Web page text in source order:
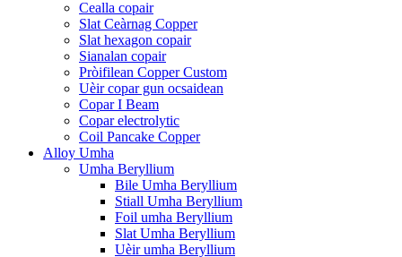
Cealla copair
Slat Ceàrnag Copper
Slat hexagon copair
Sianalan copair
Pròifilean Copper Custom
Uèir copar gun ocsaidean
Copar I Beam
Copar electrolytic
Coil Pancake Copper
Alloy Umha
Umha Beryllium
Bile Umha Beryllium
Stiall Umha Beryllium
Foil umha Beryllium
Slat Umha Beryllium
Uèir umha Beryllium